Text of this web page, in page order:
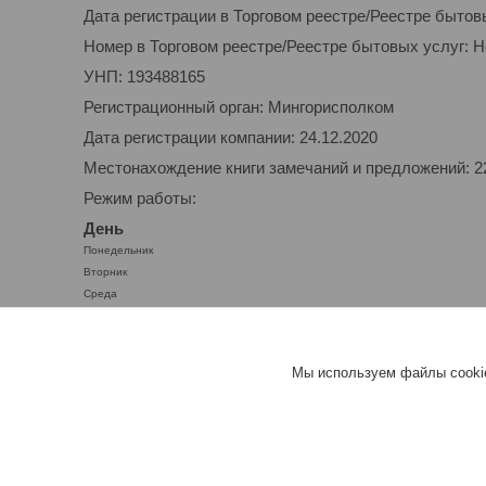
Дата регистрации в Торговом реестре/Реестре
Номер в Торговом реестре/Реестре бытовых услуг:
УНП: 193488165
Регистрационный орган: Мингорисполком
Дата регистрации компании: 24.12.2020
Местонахождение книги замечаний и предложений:
Режим работы:
День
Понедельник
Вторник
Среда
Мы используем файлы